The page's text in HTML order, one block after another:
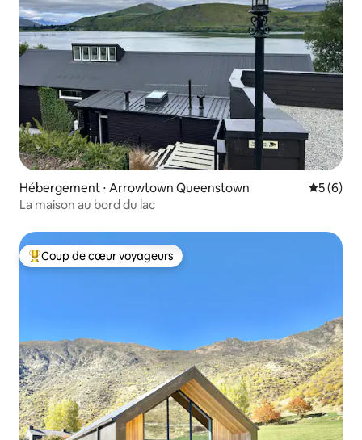
Hébergement ⋅ Arrowtown Queenstown
5 (6)
La maison au bord du lac
Coups de cœur voyageurs les plus appréciés
Coup de cœur voyageurs